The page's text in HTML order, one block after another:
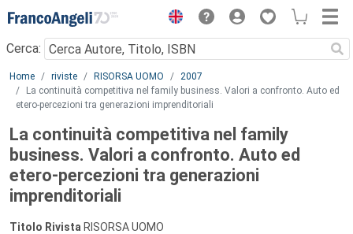
Menu
Cerca:
Main content
Home riviste RISORSA UOMO
2007
La continuità competitiva nel family business. Valori a confronto. Auto ed
etero-percezioni tra generazioni imprenditoriali
La continuità competitiva nel family
business. Valori a confronto. Auto ed
etero-percezioni tra generazioni
imprenditoriali
Titolo Rivista RISORSA UOMO